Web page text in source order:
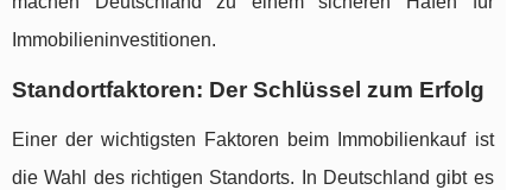
Immobilieninvestitionen.
Standortfaktoren: Der Schlüssel zum Erfolg
Einer der wichtigsten Faktoren beim Immobilienkauf ist
die Wahl des richtigen Standorts. In Deutschland gibt es